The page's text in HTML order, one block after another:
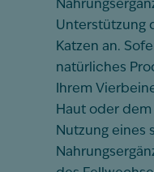
Unterstützung
Katzen an.
natürliches
Ihrem
Haut oder
Nutzung eines